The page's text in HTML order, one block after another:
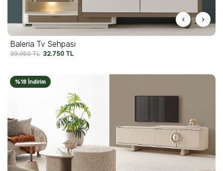
Baleria Tv Sehpası
39.950TL 32.750 TL
%18 İndirim